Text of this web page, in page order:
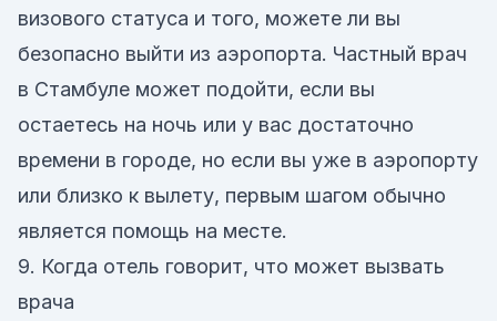
визового статуса и того, можете ли вы
безопасно выйти из аэропорта. Частный врач
в Стамбуле может подойти, если вы
остаетесь на ночь или у вас достаточно
времени в городе, но если вы уже в аэропорту
или близко к вылету, первым шагом обычно
является помощь на месте.
9. Когда отель говорит, что может вызвать
врача